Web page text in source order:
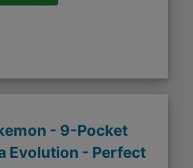
- 9-Pocket
Evolution - Perfect